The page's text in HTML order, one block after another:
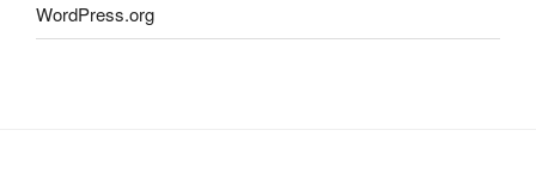
WordPress.org